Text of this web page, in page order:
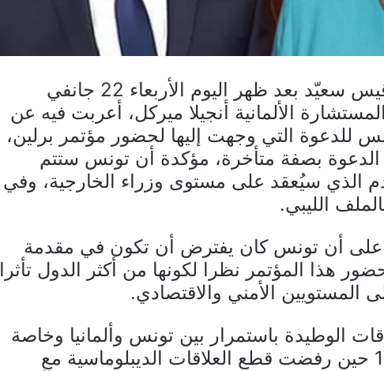
تلقى رئيس الجمهورية قيس سعيّد بعد ظهر اليوم الأربعاء 22 جانفي
من المستشارة الألمانية أنجيلا ميركل، أعربت فيه عن
للدعوة التي وجهت إليها لحضور مؤتمر برلين،
بصفة متأخرة، مؤكدة أن تونس ستتم
الذي سيُعقد على مستوى وزراء الخارجية، وفي
الليبي.
على أن تونس كان يفترض أن تكون في مقدمة
هذا المؤتمر نظرا لكونها من أكثر الدول تأثرا
المستويين الأمني والاقتصادي.
الوطيدة باستمرار بين تونس وألمانيا وخاصة
بموقف تونس سنة 1966 حين رفضت قطع العلاقات الديبلوماسية مع